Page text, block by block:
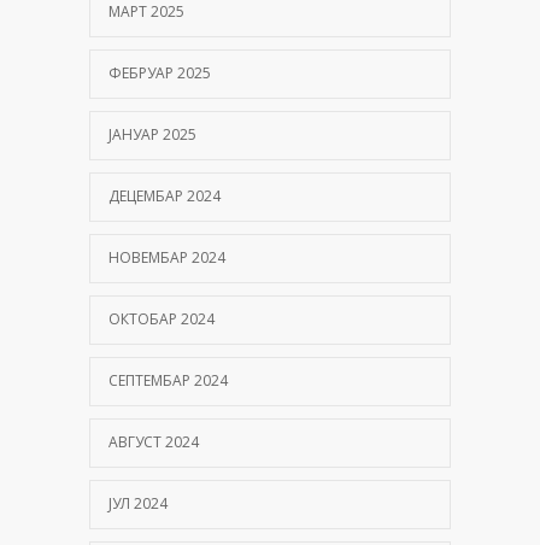
МАРТ 2025
ФЕБРУАР 2025
ЈАНУАР 2025
ДЕЦЕМБАР 2024
НОВЕМБАР 2024
ОКТОБАР 2024
СЕПТЕМБАР 2024
АВГУСТ 2024
ЈУЛ 2024